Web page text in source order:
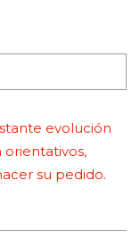
evolución
orientativos,
su pedido.